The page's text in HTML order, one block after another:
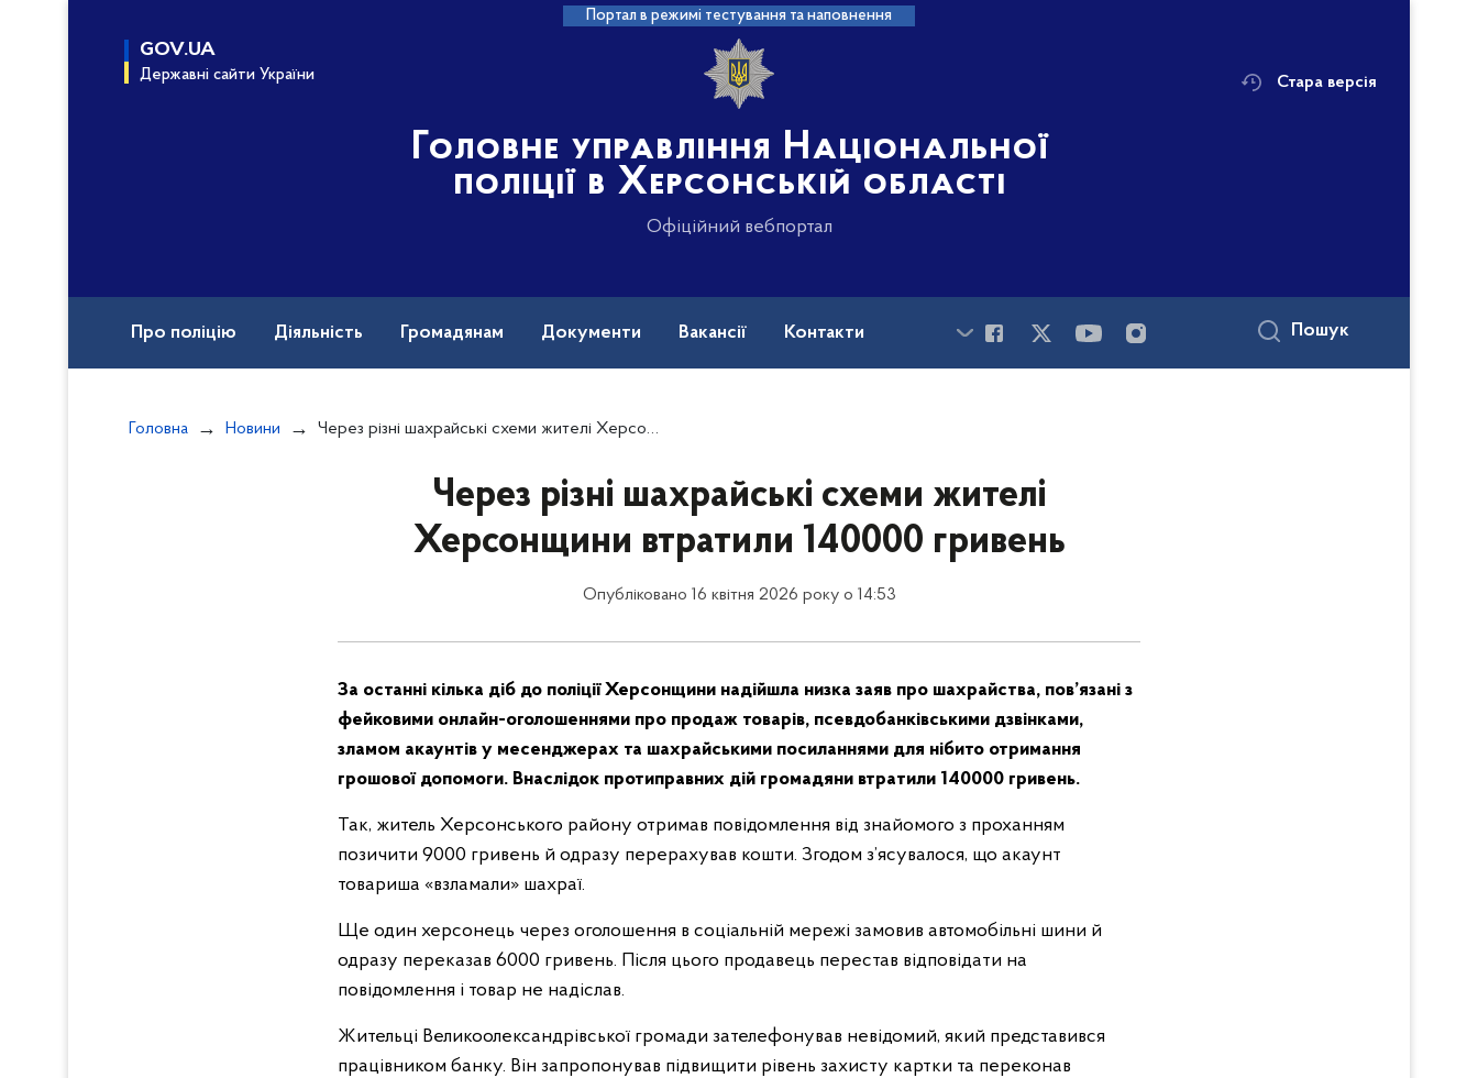
Портал в режимі тестування та наповнення
GOV.UA
Державні сайти України
Головне управління Національної
поліції в Херсонській області
Офіційний вебпортал
Стара версія
Про поліцію Діяльність Громадянам Документи Вакансії Контакти Пошук
Головна Новини Через різні шахрайські схеми жителі Херсонщини втратили 140000 гривень
Через різні шахрайські схеми жителі
Херсонщини втратили 140000 гривень
Опубліковано 16 квітня 2026 року о 14:53
За останні кілька діб до поліції Херсонщини надійшла низка заяв про шахрайства, пов’язані з
фейковими онлайн-оголошеннями про продаж товарів, псевдобанківськими дзвінками,
зламом акаунтів у месенджерах та шахрайськими посиланнями для нібито отримання
грошової допомоги. Внаслідок протиправних дій громадяни втратили 140000 гривень.
Так, житель Херсонського району отримав повідомлення від знайомого з проханням
позичити 9000 гривень й одразу перерахував кошти. Згодом з’ясувалося, що акаунт
товариша «взламали» шахраї.
Ще один херсонець через оголошення в соціальній мережі замовив автомобільні шини й
одразу переказав 6000 гривень. Після цього продавець перестав відповідати на
повідомлення і товар не надіслав.
Жительці Великоолександрівської громади зателефонував невідомий, який представився
працівником банку. Він запропонував підвищити рівень захисту картки та переконав